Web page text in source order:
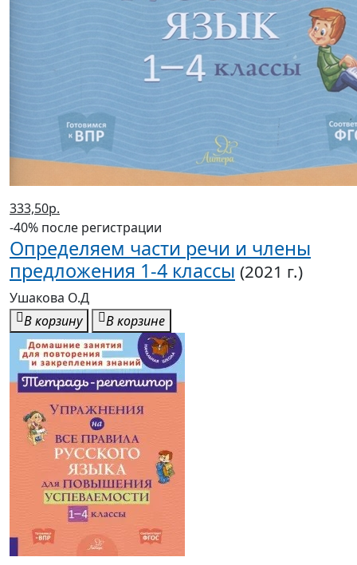
333,50р.
-40% после регистрации
Определяем части речи и члены
предложения 1-4 классы (2021 г.)
Ушакова О.Д
В корзину
В корзине